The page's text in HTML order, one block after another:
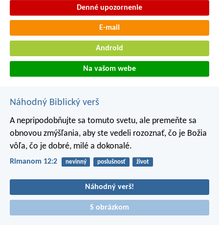
Denné upozornenie
E-mail
Android
Na vašom webe
Náhodný Biblický verš
A nepripodobňujte sa tomuto svetu, ale premeňte sa
obnovou zmýšľania, aby ste vedeli rozoznať, čo je Božia
vôľa, čo je dobré, milé a dokonalé.
Rimanom 12:2 nevinný poslušnosť život
Náhodný verš!
S obrázkom